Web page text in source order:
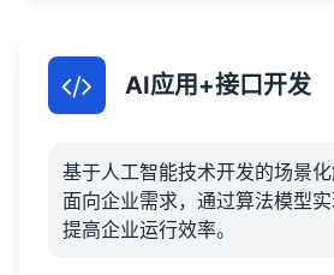
AI应用+接口开发
基于人工智能技术开发的场景
面向企业需求，通过算法模型实
提高企业运行效率。